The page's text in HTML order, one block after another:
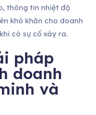
thông tin nhiệt độ
khó khăn cho doanh
có sự cố xảy ra.
pháp
doanh
và